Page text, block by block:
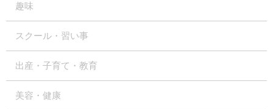
趣味
スクール・習い事
出産・子育て・教育
美容・健康